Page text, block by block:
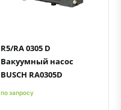
R5/RA 0305 D
Вакуумный насос
BUSCH RA0305D
по запросу